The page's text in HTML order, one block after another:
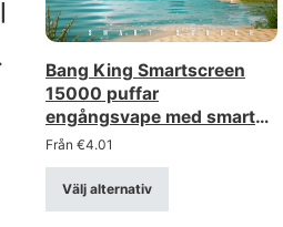
Bang King Smartscreen
15000 puffar
engångsvape med smart
display och mesh-spole
Från €4.01
Välj alternativ